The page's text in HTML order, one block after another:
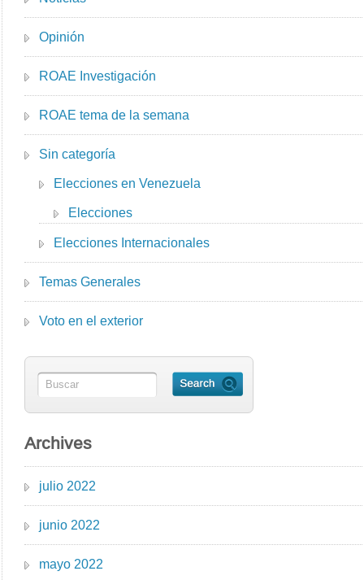
Opinión
ROAE Investigación
ROAE tema de la semana
Sin categoría
Elecciones en Venezuela
Elecciones
Elecciones Internacionales
Temas Generales
Voto en el exterior
Archives
julio 2022
junio 2022
mayo 2022